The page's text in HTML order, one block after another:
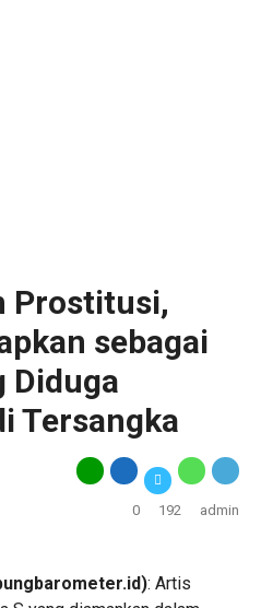
Prostitusi,
sebagai
Diduga
Tersangka
0 192 admin
: Artis